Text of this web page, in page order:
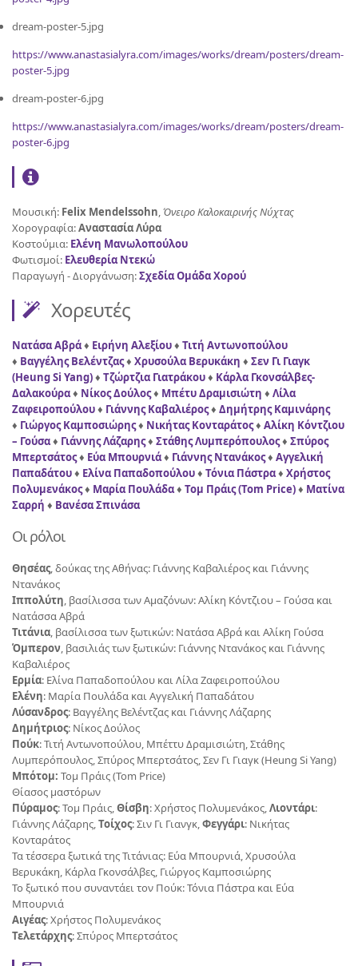
dream-poster-5.jpg
https://www.anastasialyra.com/images/works/dream/posters/dream-
poster-5.jpg
dream-poster-6.jpg
https://www.anastasialyra.com/images/works/dream/posters/dream-
poster-6.jpg
Μουσική: Felix Mendelssohn,Όνειρο Καλοκαιρινής Νύχτας
Χορογραφία:Αναστασία Λύρα
Κοστούμια: Ελένη Μανωλοπούλου
Φωτισμοί: Ελευθερία Ντεκώ
Παραγωγή - Διοργάνωση:Σχεδία Ομάδα Χορού
Χορευτές
Νατάσα Αβρά♦ Ειρήνη Αλεξίου♦ Τιτή Αντωνοπούλου
♦ Βαγγέλης Βελέντζας♦ Χρυσούλα Βερυκάκη ♦ Σεν Γι Γιαγκ
(Heung Si Yang)♦ Τζώρτζια Γιατράκου♦ Κάρλα Γκονσάλβες-
Δαλακούρα♦ Νίκος Δούλος♦ Μπέτυ Δραμισιώτη ♦ Λίλα
Ζαφειροπούλου♦ Γιάννης Καβαλιέρος♦ Δημήτρης Καμινάρης
♦ Γιώργος Καμποσιώρης♦ Νικήτας Κονταράτος♦ Αλίκη Κόντζιου
– Γούσα♦ Γιάννης Λάζαρης♦ Στάθης Λυμπερόπουλος♦ Σπύρος
Μπερτσάτος♦ Εύα Μπουρνιά♦ Γιάννης Ντανάκος♦ Αγγελική
Παπαδάτου♦ Ελίνα Παπαδοπούλου♦ Τόνια Πάστρα♦ Χρήστος
Πολυμενάκος♦ Μαρία Πουλάδα♦ Τομ Πράις (Tom Price)♦ Ματίνα
Σαρρή ♦ Βανέσα Σπινάσα
Οι ρόλοι
Θησέας, δούκας της Αθήνας: Γιάννης Καβαλιέρος και Γιάννης
Ντανάκος
Ιππολύτη, βασίλισσα των Αμαζόνων: Αλίκη Κόντζιου – Γούσα και
Νατάσσα Αβρά
Τιτάνια, βασίλισσα των ξωτικών: Νατάσα Αβρά και Αλίκη Γούσα
Όμπερον, βασιλιάς των ξωτικών: Γιάννης Ντανάκος και Γιάννης
Καβαλιέρος
Ερμία: Ελίνα Παπαδοπούλου και Λίλα Ζαφειροπούλου
Ελένη: Μαρία Πουλάδα και Αγγελική Παπαδάτου
Λύσανδρος: Βαγγέλης Βελέντζας και Γιάννης Λάζαρης
Δημήτριος: Νίκος Δούλος
Πούκ: Τιτή Αντωνοπούλου, Μπέττυ Δραμισιώτη, Στάθης
Λυμπερόπουλος, Σπύρος Μπερτσάτος, Σεν Γι Γιαγκ (Heung Si Yang)
Μπότομ: Τομ Πράις (Tom Price)
Θίασος μαστόρων
Πύραμος: Τομ Πράις,Θίσβη: Χρήστος Πολυμενάκος,Λιοντάρι:
Γιάννης Λάζαρης,Τοίχος: Σιν Γι Γιανγκ,Φεγγάρι: Νικήτας
Κονταράτος
Τα τέσσερα ξωτικά της Τιτάνιας: Εύα Μπουρνιά, Χρυσούλα
Βερυκάκη, Κάρλα Γκονσάλβες, Γιώργος Καμποσιώρης
Το ξωτικό που συναντάει τον Πούκ: Τόνια Πάστρα και Εύα
Μπουρνιά
Αιγέας: Χρήστος Πολυμενάκος
Τελετάρχης: Σπύρος Μπερτσάτος